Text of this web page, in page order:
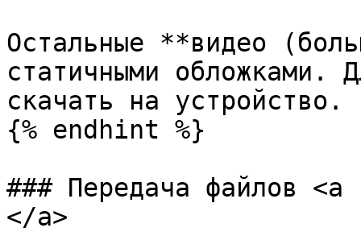
Остальные **видео
статичными обложками.
скачать на устройство.
{% endhint %}
### Передача файлов
</a>